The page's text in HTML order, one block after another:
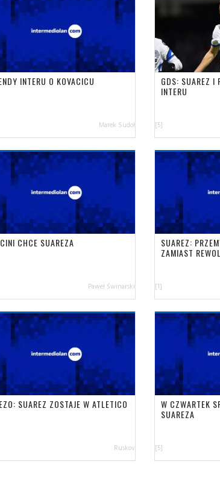
INTERU O KOVACICU
Marek Sudoł
GDS: SUAREZ I
INTERU
[5]
CHCE SUAREZA
Paweł Świnarski
SUAREZ:
ZAMIAST
[1]
SUAREZ ZOSTAJE W ATLETICO
Ruskov
W CZWARTEK
SUAREZA
[5]